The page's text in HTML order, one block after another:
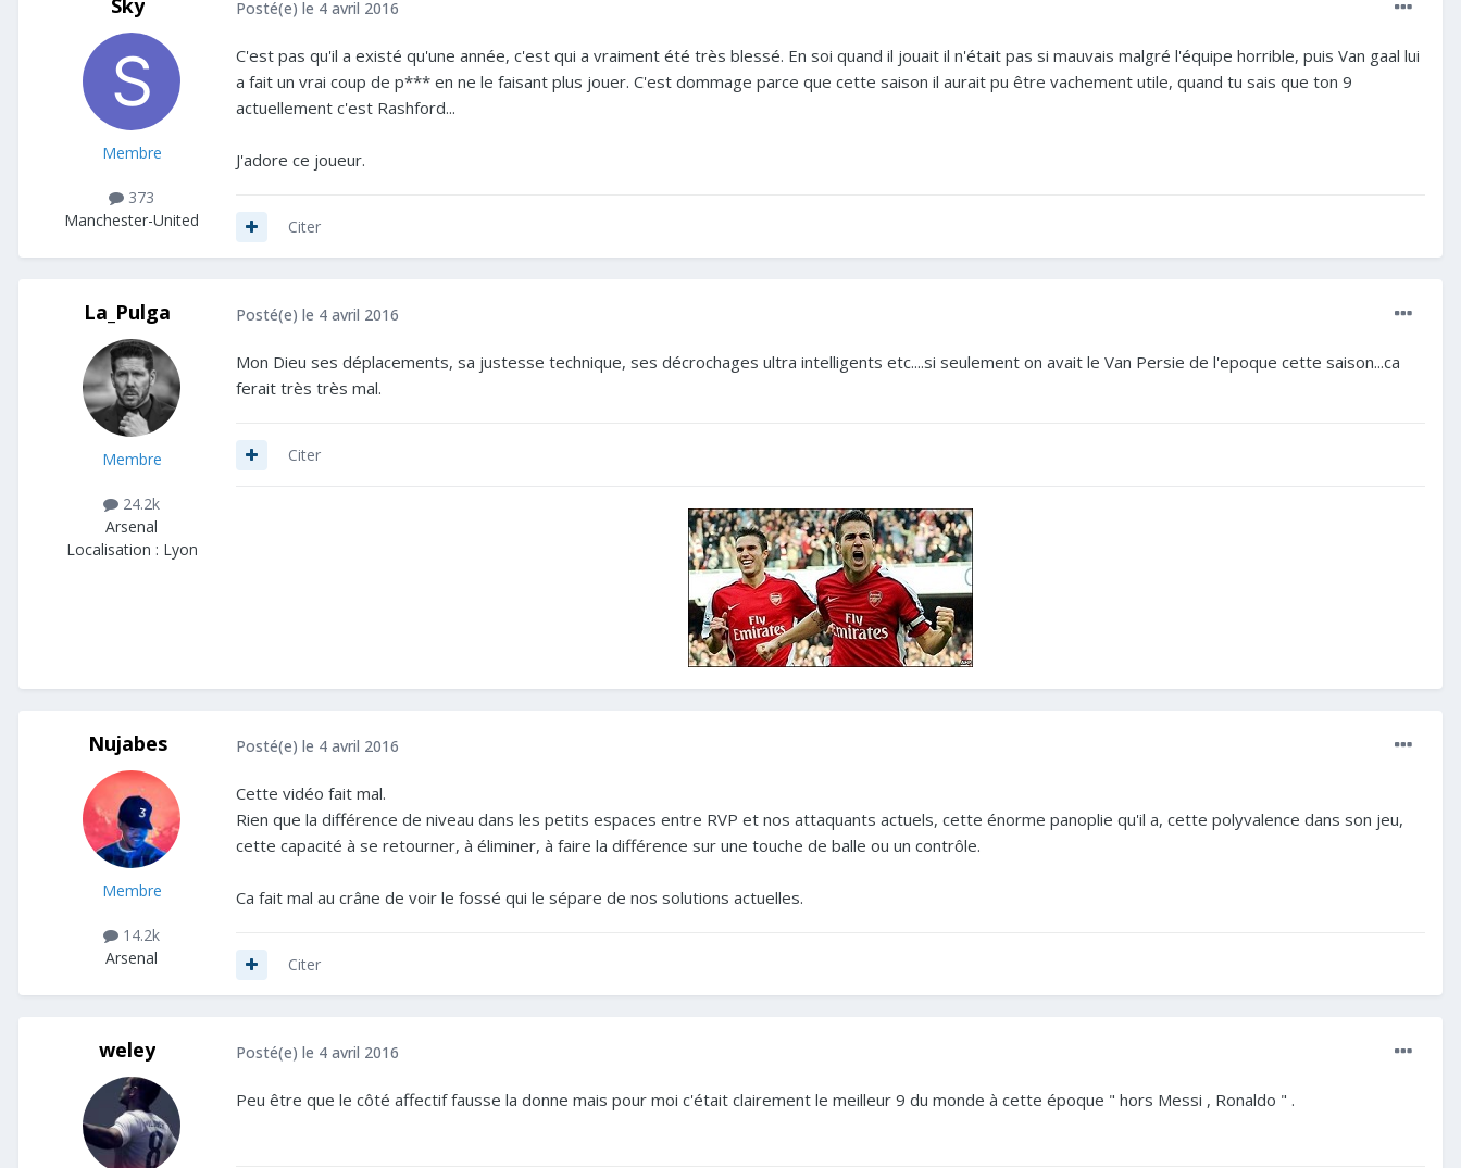
Sky
Membre
373
Manchester-United
Posté(e) le 4 avril 2016
C'est pas qu'il a existé qu'une année, c'est qui a vraiment été très blessé. En soi quand il jouait il n'était pas si mauvais malgré l'équipe horrible, puis Van gaal lui
a fait un vrai coup de p*** en ne le faisant plus jouer. C'est dommage parce que cette saison il aurait pu être vachement utile, quand tu sais que ton 9
actuellement c'est Rashford...
J'adore ce joueur.
Citer
La_Pulga
Membre
24.2k
Arsenal
Localisation : Lyon
Posté(e) le 4 avril 2016
Mon Dieu ses déplacements, sa justesse technique, ses décrochages ultra intelligents etc....si seulement on avait le Van Persie de l'epoque cette saison...ca
ferait très très mal.
Citer
Nujabes
Membre
14.2k
Arsenal
Posté(e) le 4 avril 2016
Cette vidéo fait mal.
Rien que la différence de niveau dans les petits espaces entre RVP et nos attaquants actuels, cette énorme panoplie qu'il a, cette polyvalence dans son jeu,
cette capacité à se retourner, à éliminer, à faire la différence sur une touche de balle ou un contrôle.
Ca fait mal au crâne de voir le fossé qui le sépare de nos solutions actuelles.
Citer
weley Posté(e) le 4 avril 2016
Peu être que le côté affectif fausse la donne mais pour moi c'était clairement le meilleur 9 du monde à cette époque " hors Messi , Ronaldo " .